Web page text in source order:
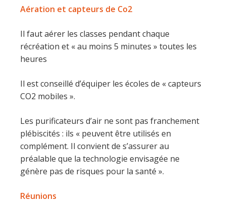
Aération et capteurs de Co2
Il faut aérer les classes pendant chaque
récréation et « au moins 5 minutes » toutes les
heures
Il est conseillé d’équiper les écoles de « capteurs
CO2 mobiles ».
Les purificateurs d’air ne sont pas franchement
plébiscités : ils « peuvent être utilisés en
complément. Il convient de s’assurer au
préalable que la technologie envisagée ne
génère pas de risques pour la santé ».
Réunions